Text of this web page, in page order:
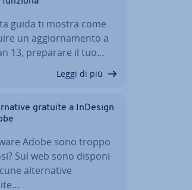
guida ti mostra come
un ag­gior­na­men­to a
13, preparare il tuo…
Leggi di più
gratuite a InDesign
Adobe sono troppo
Sul web sono di­spo­ni­
al­ter­na­ti­ve